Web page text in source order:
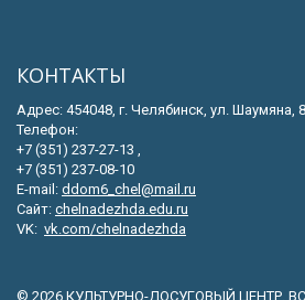
КОНТАКТЫ
Адрес: 454048, г. Челябинск, ул. Шаумяна,
Телефон:
+7 (351) 237-27-13 ,
+7 (351) 237-08-10
E-mail: ddom6_chel@mail.ru
Сайт: chelnadezhda.edu.ru
VK: vk.com/chelnadezhda
© 2026 КУЛЬТУРНО-ДОСУГОВЫЙ ЦЕНТР.